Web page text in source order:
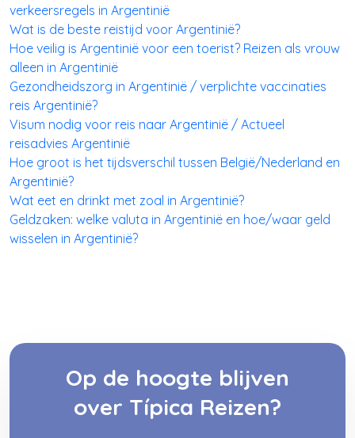
verkeersregels in Argentinië
Wat is de beste reistijd voor Argentinië?
Hoe veilig is Argentinië voor een toerist? Reizen als vrouw
alleen in Argentinië
Gezondheidszorg in Argentinië / verplichte vaccinaties
reis Argentinië?
Visum nodig voor reis naar Argentinië / Actueel
reisadvies Argentinië
Hoe groot is het tijdsverschil tussen België/Nederland en
Argentinië?
Wat eet en drinkt met zoal in Argentinië?
Geldzaken: welke valuta in Argentinië en hoe/waar geld
wisselen in Argentinië?
Op de hoogte blijven
over Típica Reizen?